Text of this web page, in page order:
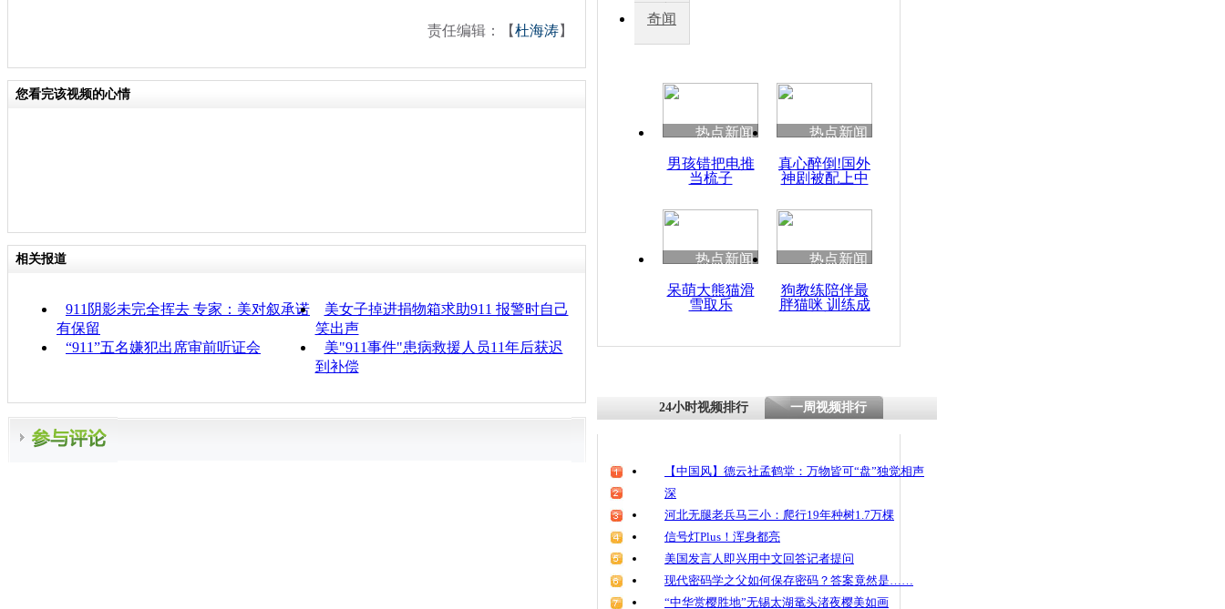
责任编辑：【杜海涛】
您看完该视频的心情
相关报道
911阴影未完全挥去 专家：美对叙承诺
有保留
美女子掉进捐物箱求助911 报警时自己
笑出声
“911”五名嫌犯出席审前听证会
美"911事件"患病救援人员11年后获迟
到补偿
秀
奇闻
热点新闻
男孩错把电推
当梳子
热点新闻
真心醉倒!国外
神剧被配上中
热点新闻
呆萌大熊猫滑
雪取乐
热点新闻
狗教练陪伴最
胖猫咪 训练成
24小时视频排行 一周视频排行
【中国风】德云社孟鹤堂：万物皆可“盘”独觉相声
深
河北无腿老兵马三小：爬行19年种树1.7万棵
信号灯Plus！浑身都亮
美国发言人即兴用中文回答记者提问
现代密码学之父如何保存密码？答案竟然是……
“中华赏樱胜地”无锡太湖鼋头渚夜樱美如画